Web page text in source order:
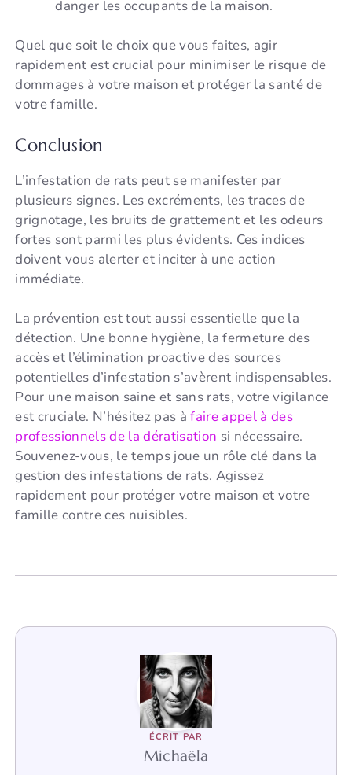
danger les occupants de la maison.
Quel que soit le choix que vous faites, agir
rapidement est crucial pour minimiser le risque de
dommages à votre maison et protéger la santé de
votre famille.
Conclusion
L’infestation de rats peut se manifester par
plusieurs signes. Les excréments, les traces de
grignotage, les bruits de grattement et les odeurs
fortes sont parmi les plus évidents. Ces indices
doivent vous alerter et inciter à une action
immédiate.
La prévention est tout aussi essentielle que la
détection. Une bonne hygiène, la fermeture des
accès et l’élimination proactive des sources
potentielles d’infestation s’avèrent indispensables.
Pour une maison saine et sans rats, votre vigilance
est cruciale. N’hésitez pas àfaire appel à des
professionnels de la dératisation si nécessaire.
Souvenez-vous, le temps joue un rôle clé dans la
gestion des infestations de rats. Agissez
rapidement pour protéger votre maison et votre
famille contre ces nuisibles.
ÉCRIT PAR
Michaëla